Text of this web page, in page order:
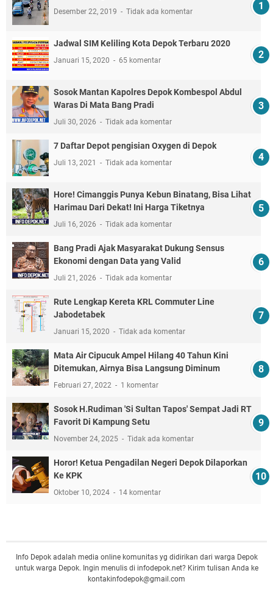
Desember 22, 2019 Tidak ada komentar
Jadwal SIM Keliling Kota Depok Terbaru 2020
Januari 15, 2020 65 komentar
Sosok Mantan Kapolres Depok Kombespol Abdul
Waras Di Mata Bang Pradi
Juli 30, 2026 Tidak ada komentar
7 Daftar Depot pengisian Oxygen di Depok
Juli 13, 2021 Tidak ada komentar
Hore! Cimanggis Punya Kebun Binatang, Bisa Lihat
Harimau Dari Dekat! Ini Harga Tiketnya
Juli 16, 2026 Tidak ada komentar
Bang Pradi Ajak Masyarakat Dukung Sensus
Ekonomi dengan Data yang Valid
Juli 21, 2026 Tidak ada komentar
Rute Lengkap Kereta KRL Commuter Line
Jabodetabek
Januari 15, 2020 Tidak ada komentar
Mata Air Cipucuk Ampel Hilang 40 Tahun Kini
Ditemukan, Airnya Bisa Langsung Diminum
Februari 27, 2022 1 komentar
Sosok H.Rudiman 'Si Sultan Tapos' Sempat Jadi RT
Favorit Di Kampung Setu
November 24, 2025 Tidak ada komentar
Horor! Ketua Pengadilan Negeri Depok Dilaporkan
Ke KPK
Oktober 10, 2024 14 komentar
Info Depok adalah media online komunitas yg didirikan dari warga Depok
untuk warga Depok. Ingin menulis di infodepok.net? Kirim tulisan Anda ke
kontakinfodepok@gmail.com